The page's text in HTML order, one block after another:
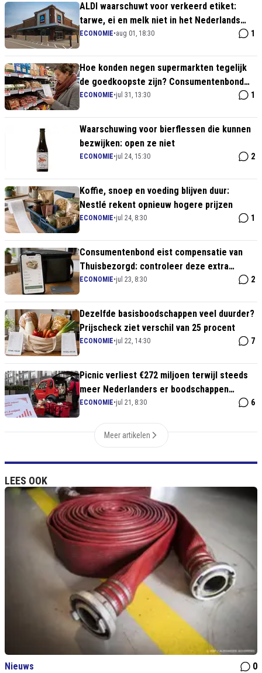
ALDI waarschuwt voor verkeerd etiket:
tarwe, ei en melk niet in het Nederlands
vermeld
ECONOMIE•aug 01, 18:30 1
Hoe konden negen supermarkten tegelijk
de goedkoopste zijn? Consumentenbond
grijpt in
ECONOMIE•jul 31, 13:30 1
Waarschuwing voor bierflessen die kunnen
bezwijken: open ze niet
ECONOMIE•jul 24, 15:30 2
Koffie, snoep en voeding blijven duur:
Nestlé rekent opnieuw hogere prijzen
ECONOMIE•jul 24, 8:30 1
Consumentenbond eist compensatie van
Thuisbezorgd: controleer deze extra
kosten
ECONOMIE•jul 23, 8:30 2
Dezelfde basisboodschappen veel duurder?
Prijscheck ziet verschil van 25 procent
ECONOMIE•jul 22, 14:30 7
Picnic verliest €272 miljoen terwijl steeds
meer Nederlanders er boodschappen
bestellen
ECONOMIE•jul 21, 8:30 6
Meer artikelen
LEES OOK
Nieuws
0